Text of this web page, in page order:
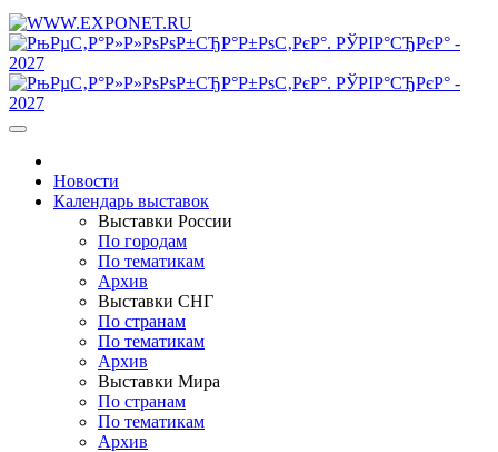
Новости
Календарь выставок
Выставки России
По городам
По тематикам
Архив
Выставки СНГ
По странам
По тематикам
Архив
Выставки Мира
По странам
По тематикам
Архив